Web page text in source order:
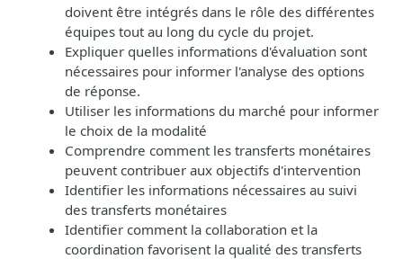
doivent être intégrés dans le rôle des différentes
équipes tout au long du cycle du projet.
Expliquer quelles informations d'évaluation sont
nécessaires pour informer l'analyse des options
de réponse.
Utiliser les informations du marché pour informer
le choix de la modalité
Comprendre comment les transferts monétaires
peuvent contribuer aux objectifs d'intervention
Identifier les informations nécessaires au suivi
des transferts monétaires
Identifier comment la collaboration et la
coordination favorisent la qualité des transferts